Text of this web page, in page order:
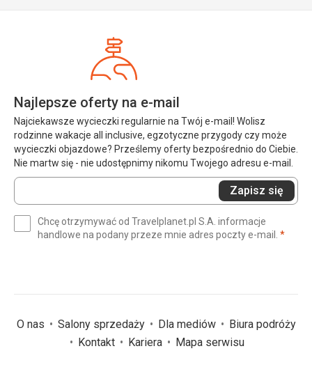
Najlepsze oferty na e-mail
Najciekawsze wycieczki regularnie na Twój e-mail! Wolisz
rodzinne wakacje all inclusive, egzotyczne przygody czy może
wycieczki objazdowe? Prześlemy oferty bezpośrednio do Ciebie.
Nie martw się - nie udostępnimy nikomu Twojego adresu e-mail.
Wprowadź
swój
(wymagane)
Zapisz się
Chcę otrzymywać od Travelplanet.pl S.A. informacje
handlowe na podany przeze mnie adres poczty e-mail. *
O nas Salony sprzedaży Dla mediów
Biura podróży
Kontakt
Kariera Mapa serwisu